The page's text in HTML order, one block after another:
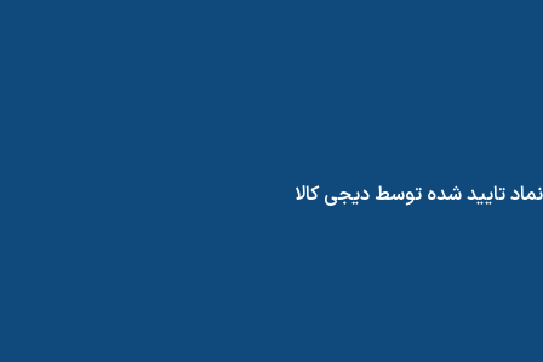
نماد تایید شده توسط دیجی کالا